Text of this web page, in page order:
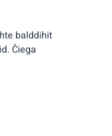
balddihit
Čiega